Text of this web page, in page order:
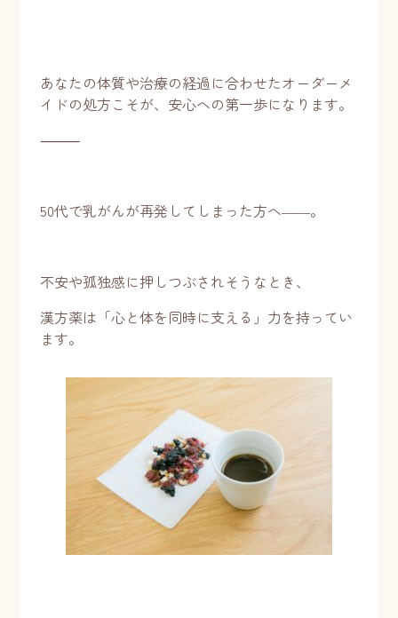
あなたの体質や治療の経過に合わせたオーダーメ
イドの処方こそが、安心への第一歩になります。
⸻
50代で乳がんが再発してしまった方へ――。
不安や孤独感に押しつぶされそうなとき、
漢方薬は「心と体を同時に支える」力を持ってい
ます。